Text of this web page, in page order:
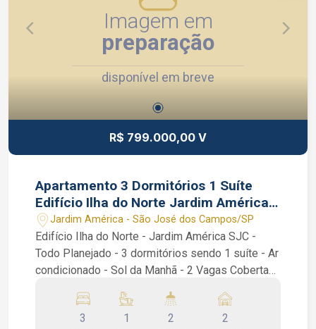
Imagem em
preparação
disponível em breve
R$ 799.000,00 V
Apartamento 3 Dormitórios 1 Suíte
Edifício Ilha do Norte Jardim América
SJC SP Vaga Coberta
Jardim América - São José dos Campos/SP
Edifício Ilha do Norte - Jardim América SJC -
Todo Planejado - 3 dormitórios sendo 1 suíte - Ar
condicionado - Sol da Manhã - 2 Vagas Cobertas
1 suíte, Sala 2 ambientes, Sacada, Banheiro
Social, Cozinha planejada, área de serviço /
3 1 2 2